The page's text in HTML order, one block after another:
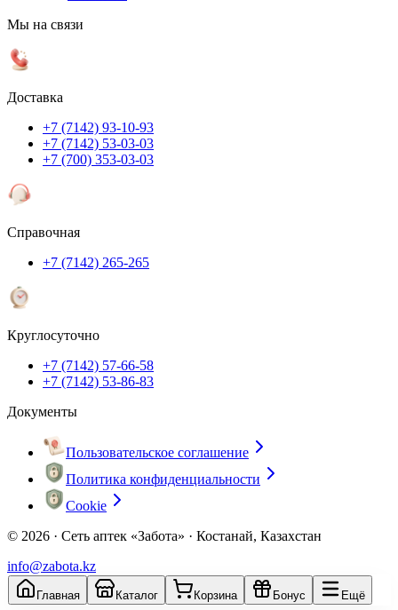
Мы на связи
Доставка
+7 (7142) 93-10-93
+7 (7142) 53-03-03
+7 (700) 353-03-03
Справочная
+7 (7142) 265-265
Круглосуточно
+7 (7142) 57-66-58
+7 (7142) 53-86-83
Документы
Пользовательское соглашение
Политика конфиденциальности
Cookie
© 2026 · Сеть аптек «Забота» · Костанай, Казахстан
info@zabota.kz
Главная Каталог Корзина Бонус Ещё